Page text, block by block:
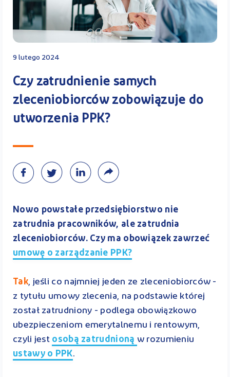
Kontakt
9 lutego 2024
Czy zatrudnienie samych
zleceniobiorców zobowiązuje do
utworzenia PPK?
Nowo powstałe przedsiębiorstwo nie
zatrudnia pracowników, ale zatrudnia
zleceniobiorców. Czy ma obowiązek zawrzeć
umowę o zarządzanie PPK?
Tak, jeśli co najmniej jeden ze zleceniobiorców -
z tytułu umowy zlecenia, na podstawie której
został zatrudniony - podlega obowiązkowo
ubezpieczeniom emerytalnemu i rentowym,
czyli jest osobą zatrudnioną w rozumieniu
ustawy o PPK.